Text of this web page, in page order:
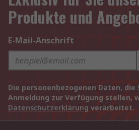
Produkte und
E-Mail-Anschrift
Die personenbezogenen Daten, die
Anmeldung zur Verfügung stellen,
Datenschutzerklärung verarbeitet.